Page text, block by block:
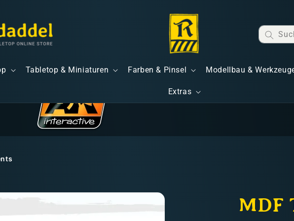
Tabletop & Miniaturen Farben & Pinsel Modellbau &
Extras
MDF